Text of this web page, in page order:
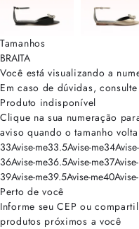
Tamanhos
BRAITA
Você está visualizando a
Em caso de dúvidas,
Produto indisponível
Clique na sua numeração
aviso quando o tamanho
33Avise-me33.5Avise-me34
36Avise-me36.5Avise-me37
39Avise-me39.5Avise-me40
Perto de você
Informe seu CEP ou
produtos próximos a você